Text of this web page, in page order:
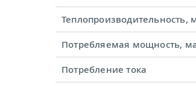
Теплопроизводительность,
Потребляемая мощность,
Потребление тока